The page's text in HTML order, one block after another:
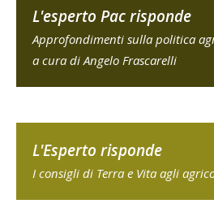
L'esperto Pac risponde
Approfondimenti sulla politica
a cura di Angelo Frascarelli
L'Esperto risponde
I consigli di Terra e Vita agli